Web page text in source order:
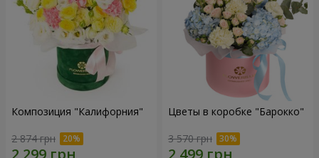
Композиция "Калифорния"
2 874 грн
Цветы в коробке "Барокко"
3 570 грн